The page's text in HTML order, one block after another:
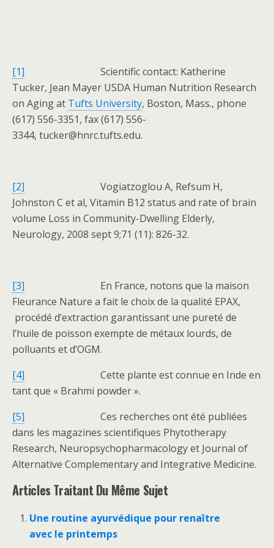
[1] Scientific contact: Katherine
Tucker, Jean Mayer USDA Human Nutrition Research
on Aging at Tufts University, Boston, Mass., phone
(617) 556-3351, fax (617) 556-
3344, tucker@hnrc.tufts.edu.
[2] Vogiatzoglou A, Refsum H,
Johnston C et al, Vitamin B12 status and rate of brain
volume Loss in Community-Dwelling Elderly,
Neurology, 2008 sept 9;71 (11): 826-32.
[3] En France, notons que la maison
Fleurance Nature a fait le choix de la qualité EPAX,
procédé d’extraction garantissant une pureté de
l’huile de poisson exempte de métaux lourds, de
polluants et d’OGM.
[4] Cette plante est connue en Inde en
tant que « Brahmi powder ».
[5] Ces recherches ont été publiées
dans les magazines scientifiques Phytotherapy
Research, Neuropsychopharmacology et Journal of
Alternative Complementary and Integrative Medicine.
Articles Traitant Du Même Sujet
Une routine ayurvédique pour renaître
avec le printemps